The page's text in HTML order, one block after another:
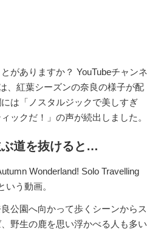
がありますか？ YouTubeチャンネ
、紅葉シーズンの奈良の様子が配
は「ノスタルジックで美しすぎ
ックだ！」の声が続出しました。
ぶ道を抜けると…
Wonderland! Solo Travelling
いう動画。
公園へ向かって歩くシーンからス
野生の鹿を思い浮かべる人も多い